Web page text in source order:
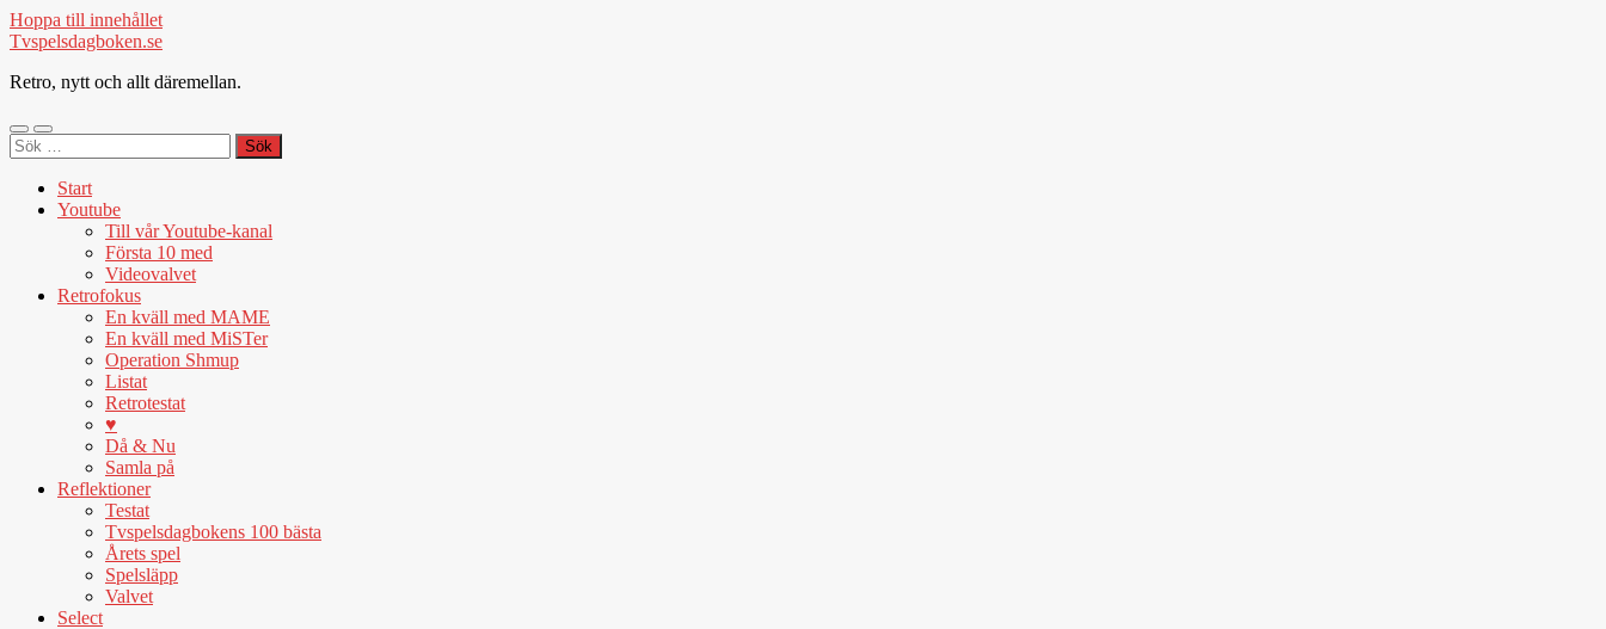
Hoppa till innehållet
Tvspelsdagboken.se
Retro, nytt och allt däremellan.
Slå
på/av
Slå
på/av
Sök
efter:
Start
Youtube
Till vår Youtube-kanal
Första 10 med
Videovalvet
Retrofokus
En kväll med MAME
En kväll med MiSTer
Operation Shmup
Listat
Retrotestat
♥
Då & Nu
Samla på
Reflektioner
Testat
Tvspelsdagbokens 100 bästa
Årets spel
Spelsläpp
Valvet
Select